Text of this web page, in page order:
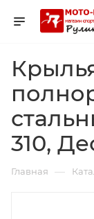
310,
Главная —